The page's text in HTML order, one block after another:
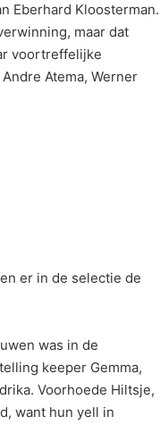
Eberhard Kloosterman.
maar dat
voortreffelijke
Atema, Werner
er in de selectie de
was in de
keeper Gemma,
Voorhoede Hiltsje,
want hun yell in